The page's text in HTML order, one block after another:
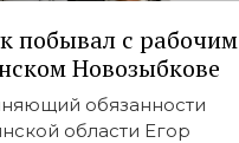
побывал с рабочим
Новозыбкове
обязанности
области Егор